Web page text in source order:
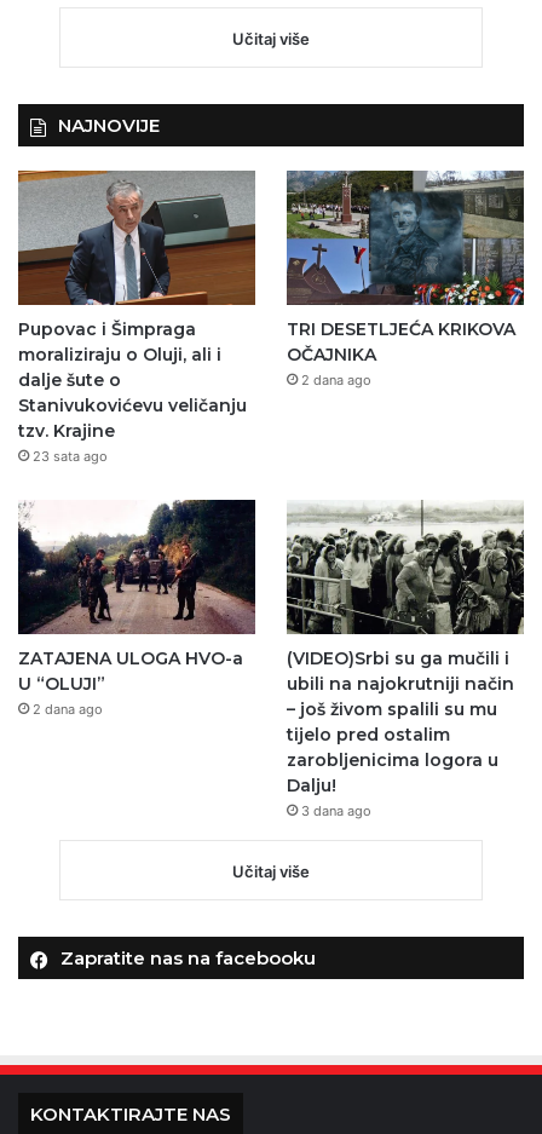
Učitaj više
NAJNOVIJE
Pupovac i Šimpraga
moraliziraju o Oluji, ali i
dalje šute o
Stanivukovićevu veličanju
tzv. Krajine
23 sata ago
TRI DESETLJEĆA KRIKOVA
OČAJNIKA
2 dana ago
ZATAJENA ULOGA HVO-a
U “OLUJI”
2 dana ago
(VIDEO)Srbi su ga mučili i
ubili na najokrutniji način
– još živom spalili su mu
tijelo pred ostalim
zarobljenicima logora u
Dalju!
3 dana ago
Učitaj više
Zapratite nas na facebooku
KONTAKTIRAJTE NAS